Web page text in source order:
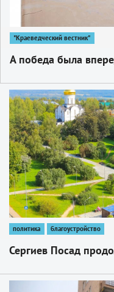
"Краеведческий вестник"
А победа была
1
политика благоустройство
Сергиев Посад